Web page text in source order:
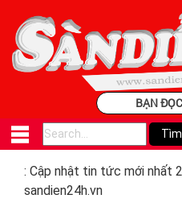
BẠN
: Cập nhật tin tức mới nhất
sandien24h.vn